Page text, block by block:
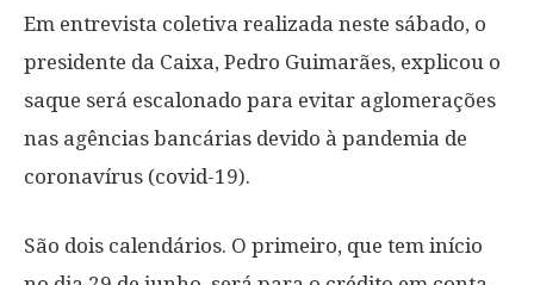
Em entrevista coletiva realizada neste sábado, o
presidente da Caixa, Pedro Guimarães, explicou o
saque será escalonado para evitar aglomerações
nas agências bancárias devido à pandemia de
coronavírus (covid-19).
São dois calendários. O primeiro, que tem início